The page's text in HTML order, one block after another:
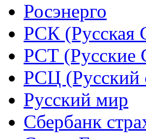
Росэнерго
РСК (Русская
РСТ (Русские
РСЦ (Русский
Русский мир
Сбербанк